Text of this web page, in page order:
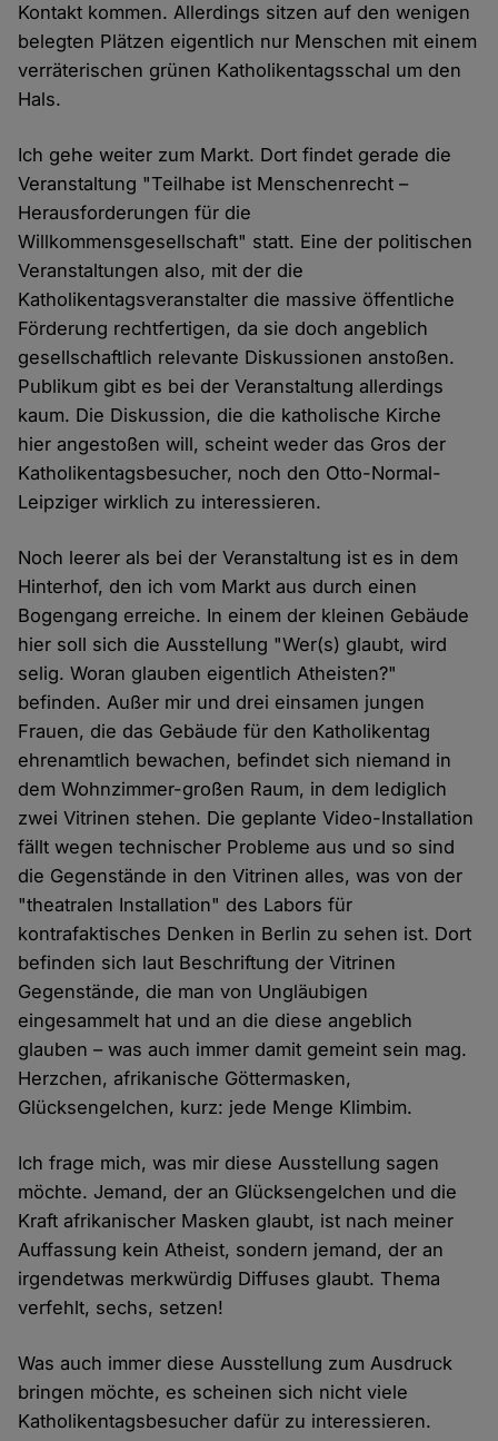
Kontakt kommen. Allerdings sitzen auf den wenigen
belegten Plätzen eigentlich nur Menschen mit einem
verräterischen grünen Katholikentagsschal um den
Hals.
Ich gehe weiter zum Markt. Dort findet gerade die
Veranstaltung "Teilhabe ist Menschenrecht –
Herausforderungen für die
Willkommensgesellschaft" statt. Eine der politischen
Veranstaltungen also, mit der die
Katholikentagsveranstalter die massive öffentliche
Förderung rechtfertigen, da sie doch angeblich
gesellschaftlich relevante Diskussionen anstoßen.
Publikum gibt es bei der Veranstaltung allerdings
kaum. Die Diskussion, die die katholische Kirche
hier angestoßen will, scheint weder das Gros der
Katholikentagsbesucher, noch den Otto-Normal-
Leipziger wirklich zu interessieren.
Noch leerer als bei der Veranstaltung ist es in dem
Hinterhof, den ich vom Markt aus durch einen
Bogengang erreiche. In einem der kleinen Gebäude
hier soll sich die Ausstellung "Wer(s) glaubt, wird
selig. Woran glauben eigentlich Atheisten?"
befinden. Außer mir und drei einsamen jungen
Frauen, die das Gebäude für den Katholikentag
ehrenamtlich bewachen, befindet sich niemand in
dem Wohnzimmer-großen Raum, in dem lediglich
zwei Vitrinen stehen. Die geplante Video-Installation
fällt wegen technischer Probleme aus und so sind
die Gegenstände in den Vitrinen alles, was von der
"theatralen Installation" des Labors für
kontrafaktisches Denken in Berlin zu sehen ist. Dort
befinden sich laut Beschriftung der Vitrinen
Gegenstände, die man von Ungläubigen
eingesammelt hat und an die diese angeblich
glauben – was auch immer damit gemeint sein mag.
Herzchen, afrikanische Göttermasken,
Glücksengelchen, kurz: jede Menge Klimbim.
Ich frage mich, was mir diese Ausstellung sagen
möchte. Jemand, der an Glücksengelchen und die
Kraft afrikanischer Masken glaubt, ist nach meiner
Auffassung kein Atheist, sondern jemand, der an
irgendetwas merkwürdig Diffuses glaubt. Thema
verfehlt, sechs, setzen!
Was auch immer diese Ausstellung zum Ausdruck
bringen möchte, es scheinen sich nicht viele
Katholikentagsbesucher dafür zu interessieren.